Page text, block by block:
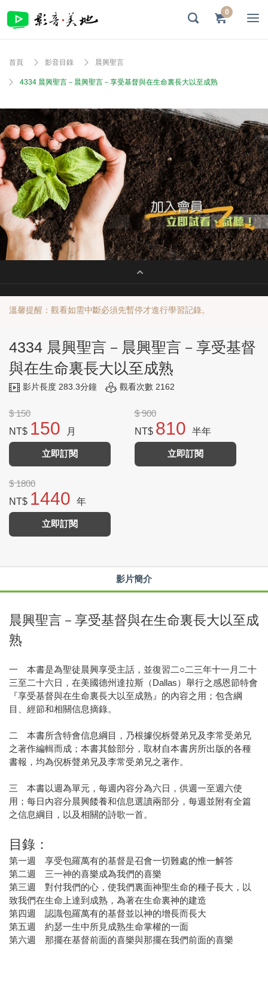
0
首頁 影音目錄 晨興聖言
4334 晨興聖言－晨興聖言－享受基督與在生命裏長大以至成熟
溫馨提醒：觀看如需中斷必須先暫停才進行學習記錄。
4334 晨興聖言－晨興聖言－享受基督
與在生命裏長大以至成熟
影片長度 283.3分鐘 觀看次數 2162
$ 150
NT$ 150 月
立即訂閱
$ 900
NT$ 810 半年
立即訂閱
$ 1800
NT$ 1440 年
立即訂閱
影片簡介
晨興聖言－享受基督與在生命裏長大以至成
熟
一 本書是為聖徒晨興享受主話，並復習二○二三年十一月二十
三至二十六日，在美國德州達拉斯（Dallas）舉行之感恩節特會
『享受基督與在生命裏長大以至成熟』的內容之用；包含綱
目、經節和相關信息摘錄。
二 本書所含特會信息綱目，乃根據倪柝聲弟兄及李常受弟兄
之著作編輯而成；本書其餘部分，取材自本書房所出版的各種
書報，均為倪柝聲弟兄及李常受弟兄之著作。
三 本書以週為單元，每週內容分為六日，供週一至週六使
用；每日內容分晨興餧養和信息選讀兩部分，每週並附有全篇
之信息綱目，以及相關的詩歌一首。
目錄：
第一週 享受包羅萬有的基督是召會一切難處的惟一解答
第二週 三一神的喜樂成為我們的喜樂
第三週 對付我們的心，使我們裏面神聖生命的種子長大，以
致我們在生命上達到成熟，為著在生命裏神的建造
第四週 認識包羅萬有的基督並以神的增長而長大
第五週 約瑟一生中所見成熟生命掌權的一面
第六週 那擺在基督前面的喜樂與那擺在我們前面的喜樂